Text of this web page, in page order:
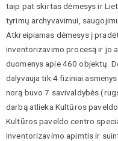
taip pat skirtas dėmesys ir
tyrimų archyvavimui,
Atkreipiamas dėmesys į
inventorizavimo procesą ir jo
duomenys apie 460 objektų.
dalyvauja tik 4 fiziniai
norą buvo 7 savivaldybės
darbą atlieka Kultūros
Kultūros paveldo centro
inventorizavimo apimtis ir